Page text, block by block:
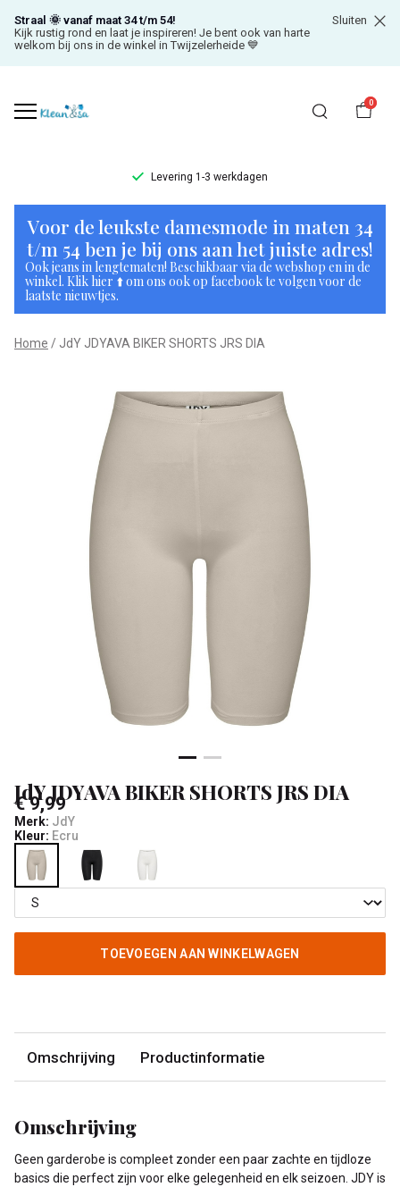
Straal 🌞 vanaf maat 34 t/m 54!
Kijk rustig rond en laat je inspireren! Je bent ook van harte
welkom bij ons in de winkel in Twijzelerheide 💙
Sluiten
0
Levering 1-3 werkdagen
JdY
JDYAVA
BIKER
SHORTS
JRS
Klean
Voor de leukste damesmode in maten 34
t/m 54 ben je bij ons aan het juiste adres!
Ook jeans in lengtematen! Beschikbaar via de webshop en in de
winkel. Klik hier ⬆️ om ons ook op facebook te volgen voor de
laatste nieuwtjes.
Home JdY JDYAVA BIKER SHORTS JRS DIA
JdY JDYAVA BIKER SHORTS JRS DIA
€ 9,99
Merk: JdY
Kleur: Ecru
TOEVOEGEN AAN WINKELWAGEN
Omschrijving Productinformatie
Omschrijving
Geen garderobe is compleet zonder een paar zachte en tijdloze
basics die perfect zijn voor elke gelegenheid en elk seizoen. JDY is